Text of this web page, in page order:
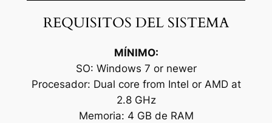
REQUISITOS DEL SISTEMA
MÍNIMO:
SO: Windows 7 or newer
Procesador: Dual core from Intel or AMD at
2.8 GHz
Memoria: 4 GB de RAM